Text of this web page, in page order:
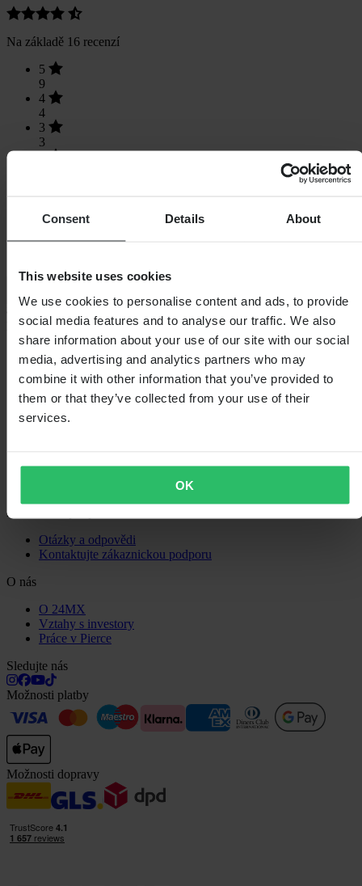
Consent Details About
This website uses cookies
We use cookies to personalise content and ads, to provide
social media features and to analyse our traffic. We also
share information about your use of our site with our social
media, advertising and analytics partners who may
combine it with other information that you’ve provided to
them or that they’ve collected from your use of their
services.
OK
Na základě 16 recenzí
5
9
4
4
3
3
Načítání...
Nákupy
Obchodní podmínky
Zásady ochrany osobních údajů
Doprava a doručení
Platba
Vrácení
Stav objednávky
Zákaznická podpora
Otázky a odpovědi
Kontaktujte zákaznickou podporu
O nás
O 24MX
Vztahy s investory
Práce v Pierce
Sledujte nás
Možnosti platby
Možnosti dopravy